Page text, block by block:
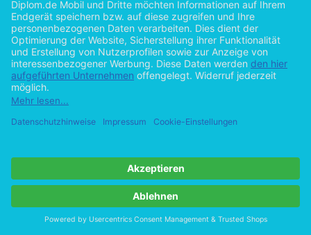
Datenschutz
AGB
Vertrag widerrufen
Zur Desktop-Version
Copyright ©Imprint in der Bedey & Thoms Media GmbH powered
byOpen Publishing
Cookie-Einstellungen